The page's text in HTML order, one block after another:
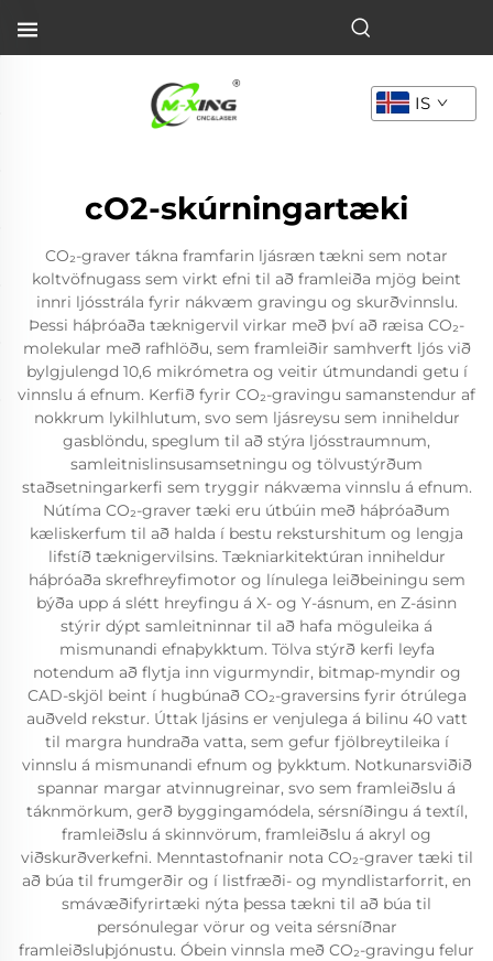
IS
cO2-skúrningartæki
CO₂-graver tákna framfarin ljásræn tækni sem notar
koltvöfnugass sem virkt efni til að framleiða mjög beint
innri ljósstrála fyrir nákvæm gravingu og skurðvinnslu.
Þessi háþróaða tæknigervil virkar með því að ræisa CO₂-
molekular með rafhlöðu, sem framleiðir samhverft ljós við
bylgjulengd 10,6 mikrómetra og veitir útmundandi getu í
vinnslu á efnum. Kerfið fyrir CO₂-gravingu samanstendur af
nokkrum lykilhlutum, svo sem ljásreysu sem inniheldur
gasblöndu, speglum til að stýra ljósstraumnum,
samleitnislinsusamsetningu og tölvustýrðum
staðsetningarkerfi sem tryggir nákvæma vinnslu á efnum.
Nútíma CO₂-graver tæki eru útbúin með háþróaðum
kæliskerfum til að halda í bestu reksturshitum og lengja
lifstíð tæknigervilsins. Tækniarkitektúran inniheldur
háþróaða skrefhreyfimotor og línulega leiðbeiningu sem
býða upp á slétt hreyfingu á X- og Y-ásnum, en Z-ásinn
stýrir dýpt samleitninnar til að hafa möguleika á
mismunandi efnaþykktum. Tölva stýrð kerfi leyfa
notendum að flytja inn vigurmyndir, bitmap-myndir og
CAD-skjöl beint í hugbúnað CO₂-graversins fyrir ótrúlega
auðveld rekstur. Úttak ljásins er venjulega á bilinu 40 vatt
til margra hundraða vatta, sem gefur fjölbreytileika í
vinnslu á mismunandi efnum og þykktum. Notkunarsviðið
spannar margar atvinnugreinar, svo sem framleiðslu á
táknmörkum, gerð byggingamódela, sérsníðingu á textíl,
framleiðslu á skinnvörum, framleiðslu á akryl og
viðskurðverkefni. Menntastofnanir nota CO₂-graver tæki til
að búa til frumgerðir og í listfræði- og myndlistarforrit, en
smávæðifyrirtæki nýta þessa tækni til að búa til
persónulegar vörur og veita sérsníðnar
framleiðsluþjónustu. Óbein vinnsla með CO₂-gravingu felur